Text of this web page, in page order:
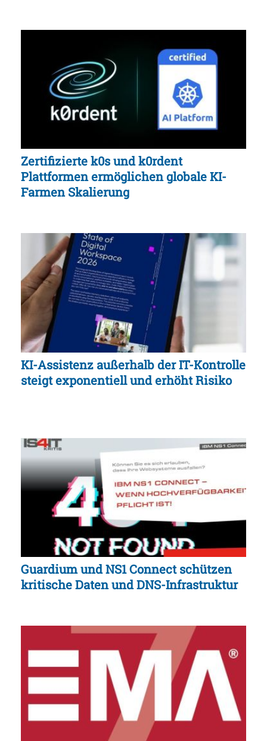
Zertifizierte k0s und k0rdent
Plattformen ermöglichen globale KI-
Farmen Skalierung
KI-Assistenz außerhalb der IT-Kontrolle
steigt exponentiell und erhöht Risiko
Guardium und NS1 Connect schützen
kritische Daten und DNS-Infrastruktur